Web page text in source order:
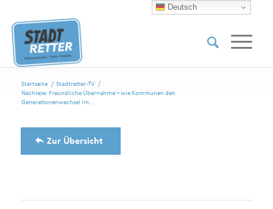
Startseite / Stadtretter-TV /
Nachlese: Freundliche Übernahme – wie Kommunen den
Generationenwechsel im...
Zur Übersicht
Deutsch